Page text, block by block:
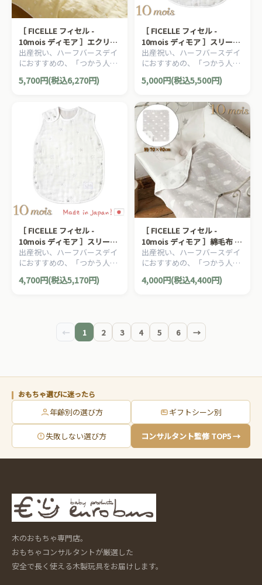
［ FICELLE フィセル -
10mois ディモア ］エクリュ
ガーゼケット ふくふくガーゼ
6重ガーゼ 日本製 カバーオー
ル 星 スター イエロー
出産祝い、ハーフバースデイ
におすすめの、「つかう人が
本当に笑顔になれるモノ」を
大切に出産準備グッズ、
ビー用品です。
5,700円(税込6,270円)
［ FICELLE フィセル -
10mois ディモア ］スリーパ
ー トドラー・キッズサイズ
ふくふくガーゼ 6重ガーゼ 日
本製 2歳-7歳
出産祝い、ハーフバースデイ
におすすめの、「つかう人が
本当に笑顔になれるモノ」を
大切に出産準備グッズ、
ビー用品です。
5,000円(税込5,500円)
［ FICELLE フィセル -
10mois ディモア ］スリーパ
ー ホワイト ベビーサイズ ふ
くふくガーゼ 6重ガーゼ 日本
製 新生児～3歳頃まで
出産祝い、ハーフバースデイ
におすすめの、「つかう人が
本当に笑顔になれるモノ」を
大切に出産準備グッズ、
4,700円(税込5,170円)
［ FICELLE フィセル -
10mois ディモア ］綿毛布 グ
レー 日本製 マルチケット お
くるみ スワドル
出産祝い、ハーフバースデイ
におすすめの、「つかう人が
本当に笑顔になれるモノ」を
大切に出産準備グッズ、
4,000円(税込4,400円)
← 1 2 3 4 5 6 →
おもちゃ選びに迷ったら
年齢別の選び方 ギフトシーン別
失敗しない選び方 コンサルタント監修 TOP5 →
木のおもちゃ専門店。
おもちゃコンサルタントが厳選した
安全で長く使える木製玩具をお届けします。